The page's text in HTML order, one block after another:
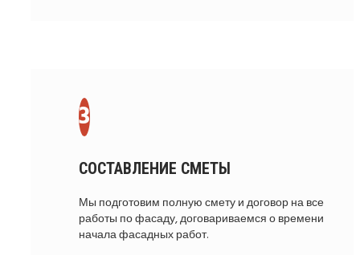
СОСТАВЛЕНИЕ СМЕТЫ
Мы подготовим полную смету и договор на все
работы по фасаду, договариваемся о времени
начала фасадных работ.